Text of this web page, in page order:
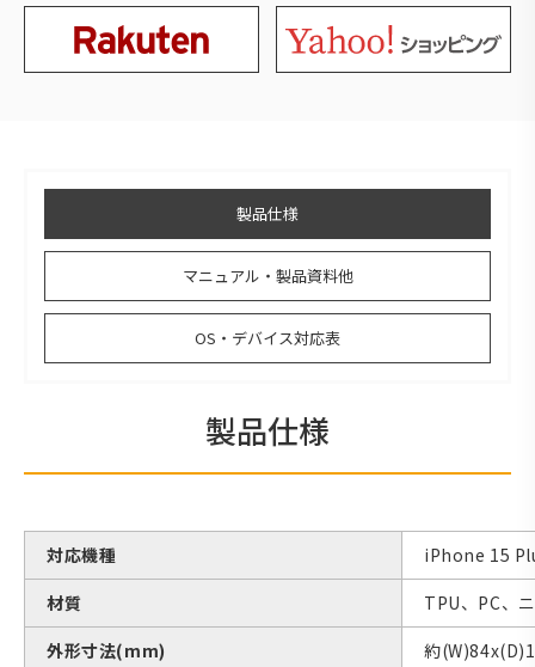
製品仕様
マニュアル・製品資料他
OS・デバイス対応表
製品仕様
対応機種
iPhone 15
材質
TPU、PC、
外形寸法(mm)
約